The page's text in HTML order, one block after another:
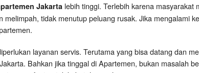
Jakarta lebih tinggi. Terlebih karena masyarakat
tidak menutup peluang rusak. Jika mengalami
layanan servis. Terutama yang bisa datang dan
Bahkan jika tinggal di Apartemen, bukan masalah